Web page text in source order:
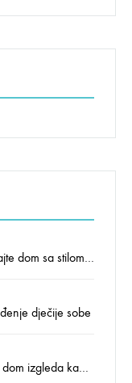
Kućni sajam u Loftu: Kreirajte dom sa stilom i udobnošću uz velike uštede!
dječije sobe
Jednostavni načini da vaš dom izgleda kao salon namještaja